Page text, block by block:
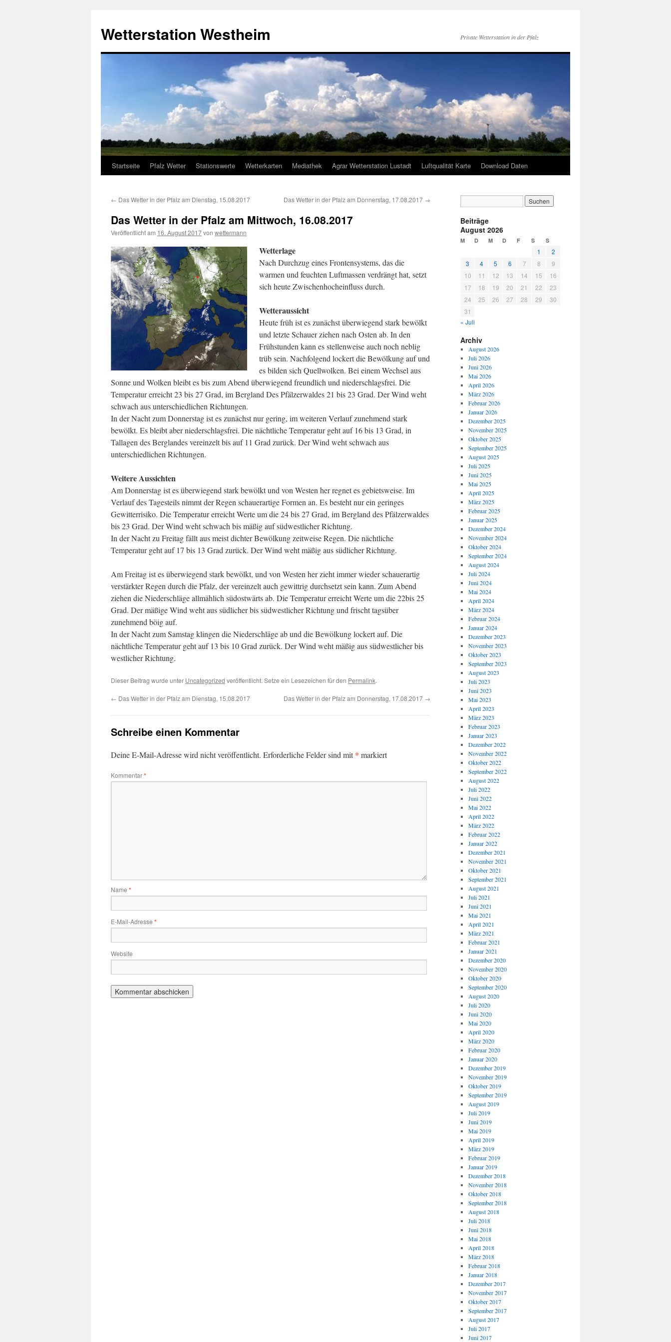
springen
Wetterstation Westheim Private Wetterstation in der Pfalz
Startseite Pfalz Wetter Stationswerte Wetterkarten Mediathek Agrar Wetterstation Lustadt Luftqualität Karte Download Daten
← Das Wetter in der Pfalz am Dienstag, 15.08.2017 Das Wetter in der Pfalz am Donnerstag, 17.08.2017 →
Das Wetter in der Pfalz am Mittwoch, 16.08.2017
Veröffentlicht am 16. August 2017von wettermann
Wetterlage
Nach Durchzug eines Frontensystems, das die
warmen und feuchten Luftmassen verdrängt hat, setzt
sich heute Zwischenhocheinfluss durch.
Wetteraussicht
Heute früh ist es zunächst überwiegend stark bewölkt
und letzte Schauer ziehen nach Osten ab. In den
Frühstunden kann es stellenweise auch noch neblig
trüb sein. Nachfolgend lockert die Bewölkung auf und
es bilden sich Quellwolken. Bei einem Wechsel aus
Sonne und Wolken bleibt es bis zum Abend überwiegend freundlich und niederschlagsfrei. Die
Temperatur erreicht 23 bis 27 Grad, im Bergland Des Pfälzerwaldes 21 bis 23 Grad. Der Wind weht
schwach aus unterschiedlichen Richtungen.
In der Nacht zum Donnerstag ist es zunächst nur gering, im weiteren Verlauf zunehmend stark
bewölkt. Es bleibt aber niederschlagsfrei. Die nächtliche Temperatur geht auf 16 bis 13 Grad, in
Tallagen des Berglandes vereinzelt bis auf 11 Grad zurück. Der Wind weht schwach aus
unterschiedlichen Richtungen.
Weitere Aussichten
Am Donnerstag ist es überwiegend stark bewölkt und von Westen her regnet es gebietsweise. Im
Verlauf des Tagesteils nimmt der Regen schauerartige Formen an. Es besteht nur ein geringes
Gewitterrisiko. Die Temperatur erreicht Werte um die 24 bis 27 Grad, im Bergland des Pfälzerwaldes
bis 23 Grad. Der Wind weht schwach bis mäßig auf südwestlicher Richtung.
In der Nacht zu Freitag fällt aus meist dichter Bewölkung zeitweise Regen. Die nächtliche
Temperatur geht auf 17 bis 13 Grad zurück. Der Wind weht mäßig aus südlicher Richtung.
Am Freitag ist es überwiegend stark bewölkt, und von Westen her zieht immer wieder schauerartig
verstärkter Regen durch die Pfalz, der vereinzelt auch gewittrig durchsetzt sein kann. Zum Abend
ziehen die Niederschläge allmählich südostwärts ab. Die Temperatur erreicht Werte um die 22bis 25
Grad. Der mäßige Wind weht aus südlicher bis südwestlicher Richtung und frischt tagsüber
zunehmend böig auf.
In der Nacht zum Samstag klingen die Niederschläge ab und die Bewölkung lockert auf. Die
nächtliche Temperatur geht auf 13 bis 10 Grad zurück. Der Wind weht mäßig aus südwestlicher bis
westlicher Richtung.
Dieser Beitrag wurde unter Uncategorized veröffentlicht. Setze ein Lesezeichen für den Permalink.
← Das Wetter in der Pfalz am Dienstag, 15.08.2017 Das Wetter in der Pfalz am Donnerstag, 17.08.2017 →
Schreibe einen Kommentar
Deine E-Mail-Adresse wird nicht veröffentlicht. Erforderliche Felder sind mit* markiert
Kommentar*
Name *
E-Mail-Adresse *
Website
Beiträge
August 2026
M D M D F S S
1
2
3
4 5 6 7 8
9
10
11 12 13 14 15
16
17
18 19 20 21 22
23
24
25 26 27 28 29
30
31
« Juli
Archiv
August 2026
Juli 2026
Juni 2026
Mai 2026
April 2026
März 2026
Februar 2026
Januar 2026
Dezember 2025
November 2025
Oktober 2025
September 2025
August 2025
Juli 2025
Juni 2025
Mai 2025
April 2025
März 2025
Februar 2025
Januar 2025
Dezember 2024
November 2024
Oktober 2024
September 2024
August 2024
Juli 2024
Juni 2024
Mai 2024
April 2024
März 2024
Februar 2024
Januar 2024
Dezember 2023
November 2023
Oktober 2023
September 2023
August 2023
Juli 2023
Juni 2023
Mai 2023
April 2023
März 2023
Februar 2023
Januar 2023
Dezember 2022
November 2022
Oktober 2022
September 2022
August 2022
Juli 2022
Juni 2022
Mai 2022
April 2022
März 2022
Februar 2022
Januar 2022
Dezember 2021
November 2021
Oktober 2021
September 2021
August 2021
Juli 2021
Juni 2021
Mai 2021
April 2021
März 2021
Februar 2021
Januar 2021
Dezember 2020
November 2020
Oktober 2020
September 2020
August 2020
Juli 2020
Juni 2020
Mai 2020
April 2020
März 2020
Februar 2020
Januar 2020
Dezember 2019
November 2019
Oktober 2019
September 2019
August 2019
Juli 2019
Juni 2019
Mai 2019
April 2019
März 2019
Februar 2019
Januar 2019
Dezember 2018
November 2018
Oktober 2018
September 2018
August 2018
Juli 2018
Juni 2018
Mai 2018
April 2018
März 2018
Februar 2018
Januar 2018
Dezember 2017
November 2017
Oktober 2017
September 2017
August 2017
Juli 2017
Juni 2017